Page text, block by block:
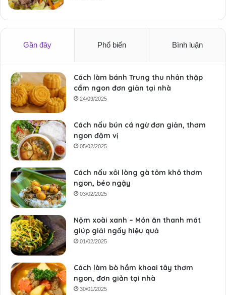
Gần đây Phổ biến Bình luận
Cách làm bánh Trung thu nhân thập
cẩm ngon đơn giản tại nhà
24/09/2025
Cách nấu bún cá ngừ đơn giản, thơm
ngon đậm vị
05/02/2025
Cách nấu xôi lòng gà tôm khô thơm
ngon, béo ngậy
03/02/2025
Nộm xoài xanh – Món ăn thanh mát
giúp giải ngấy hiệu quả
01/02/2025
Cách làm bò hầm khoai tây thơm
ngon, đơn giản tại nhà
30/01/2025